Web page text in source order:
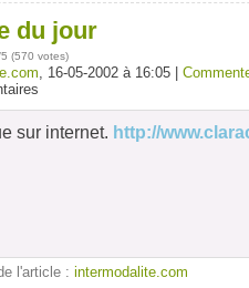
du jour
(570 votes)
, 16-05-2002 à 16:05 |
sur internet. http://
l'article : intermodalite.com